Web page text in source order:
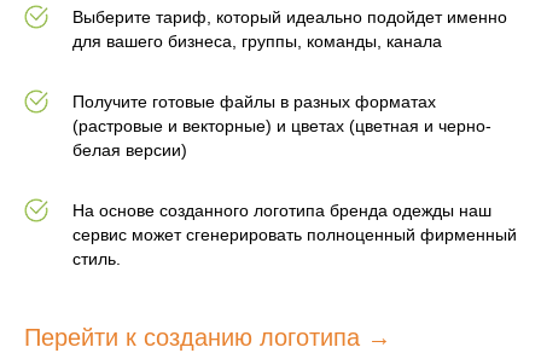
Выберите тариф, который идеально подойдет именно
для вашего бизнеса, группы, команды, канала
Получите готовые файлы в разных форматах
(растровые и векторные) и цветах (цветная и черно-
белая версии)
На основе созданного логотипа бренда одежды наш
сервис может сгенерировать полноценный фирменный
стиль.
Перейти к созданию логотипа